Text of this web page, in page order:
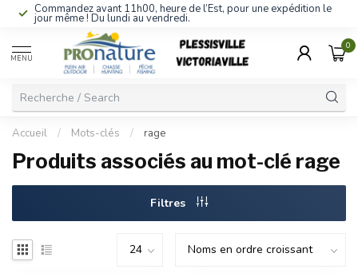
Commandez avant 11h00, heure de l’Est, pour une expédition le
jour même ! Du lundi au vendredi.
MENU
0
Accueil / Mots-clés / rage
Produits associés au mot-clé rage
Filtres